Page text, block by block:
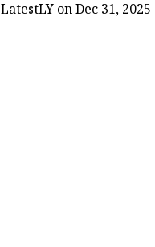
on Dec 31,